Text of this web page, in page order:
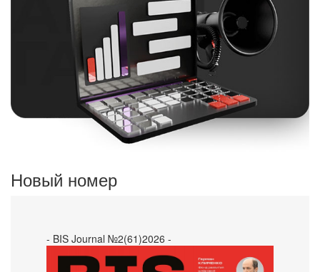
Новый номер
- BIS Journal №2(61)2026 -